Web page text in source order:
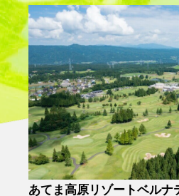
フコ 星と森の詩美術館